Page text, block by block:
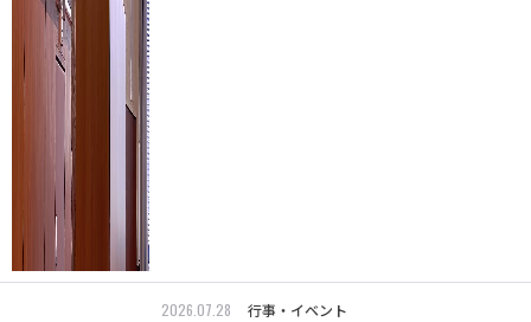
2026.07.28
行事・イベント